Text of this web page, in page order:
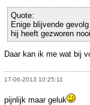
Quote:
Enige blijvende
hij heeft gezworen
Daar kan ik me wat bij
17-06-2013 10:25:11
pijnlijk maar geluk